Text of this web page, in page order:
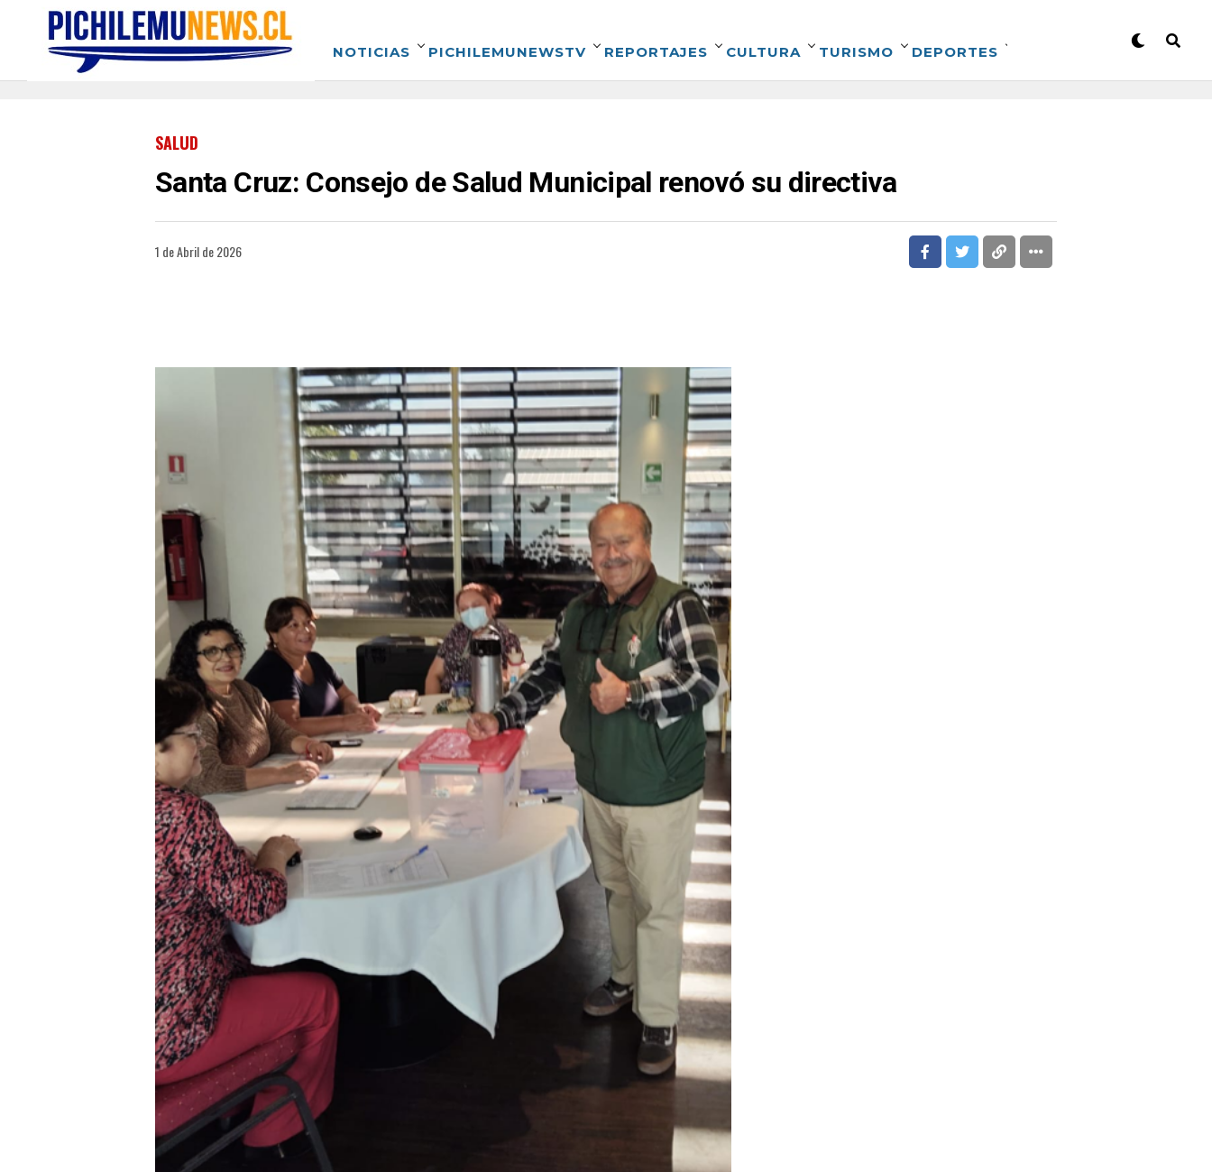
NOTICIAS PICHILEMUNEWSTV REPORTAJES CULTURA TURISMO DEPORTES
SALUD
Santa Cruz: Consejo de Salud Municipal renovó su directiva
1 de Abril de 2026